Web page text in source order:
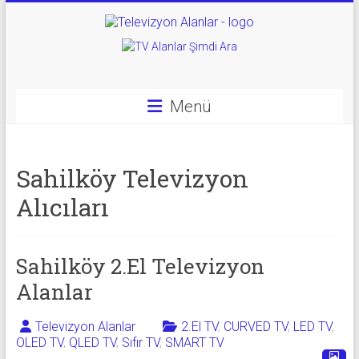
Televizyon
Televizyon
Alanlar
TV
Alanlar
İkinci
El
Menü
Sahilköy Televizyon
Alıcıları
Sahilköy 2.El Televizyon
Alanlar
Televizyon Alanlar 2.El TV, CURVED TV, LED TV,
OLED TV, QLED TV, Sıfır TV, SMART TV